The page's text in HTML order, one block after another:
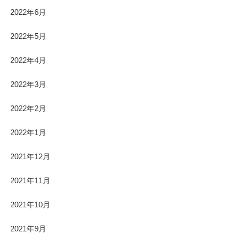
2022年6月
2022年5月
2022年4月
2022年3月
2022年2月
2022年1月
2021年12月
2021年11月
2021年10月
2021年9月